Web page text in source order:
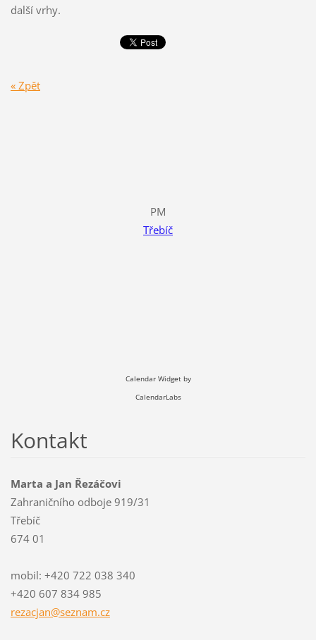
další vrhy.
« Zpět
PM
Třebíč
Calendar Widget by
CalendarLabs
Kontakt
Marta a Jan Řezáčovi
Zahraničního odboje 919/31
Třebíč
674 01
mobil: +420 722 038 340
+420 607 834 985
rezacjan@seznam.cz